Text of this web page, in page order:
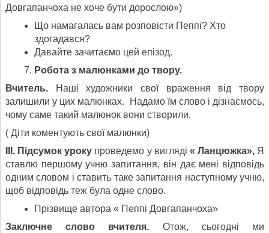
Довгапанчоха не хоче бути дорослою»)
Що намагалась вам розповісти Пеппі? Хто
здогадався?
Давайте зачитаємо цей епізод.
Робота з малюнками до твору.
Вчитель. Наші художники свої враження від твору
залишили у цих малюнках. Надамо їм слово і дізнаємось,
чому саме такий малюнок вони створили.
( Діти коментують свої малюнки)
ІІІ. Підсумок уроку проведемо у вигляді « Ланцюжка»,Я
ставлю першому учню запитання, він дає мені відповідь
одним словом і ставить таке запитання наступному учню,
щоб відповідь теж була одне слово.
Прізвище автора « Пеппі Довгапанчоха»
Заключне слово вчителя. Отож, сьогодні ми